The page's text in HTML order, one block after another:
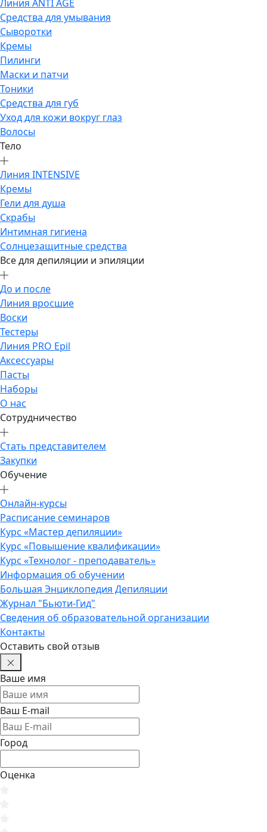
Линия ANTI AGE
Средства для умывания
Сыворотки
Кремы
Пилинги
Маски и патчи
Тоники
Средства для губ
Уход для кожи вокруг глаз
Волосы
Тело
Линия INTENSIVE
Кремы
Гели для душа
Скрабы
Интимная гигиена
Солнцезащитные средства
Все для депиляции и эпиляции
До и после
Линия вросшие
Воски
Тестеры
Линия PRO Epil
Аксессуары
Пасты
Наборы
О нас
Сотрудничество
Стать представителем
Закупки
Обучение
Онлайн-курсы
Расписание семинаров
Курс «Мастер депиляции»
Курс «Повышение квалификации»
Курс «Технолог - преподаватель»
Информация об обучении
Большая Энциклопедия Депиляции
Журнал "Бьюти-Гид"
Сведения об образовательной организации
Контакты
Оставить свой отзыв
Ваше имя
Ваш E-mail
Город
Оценка